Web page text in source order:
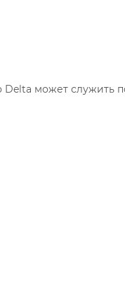
Delta может служить